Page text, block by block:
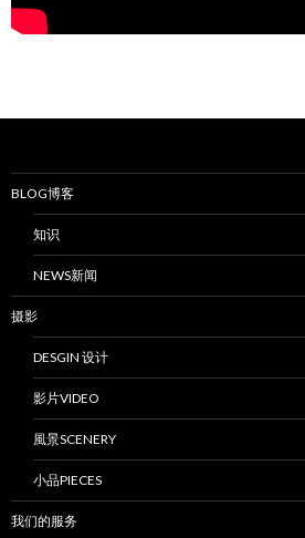
BLOG博客
知识
NEWS新闻
摄影
DESGIN 设计
影片VIDEO
風景SCENERY
小品PIECES
我们的服务